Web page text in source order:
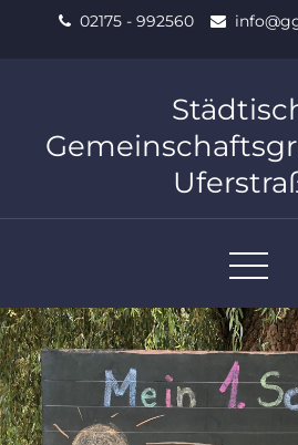
02175 - 992560